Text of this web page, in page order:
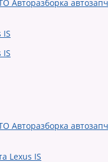
Авторазборка
Авторазборка